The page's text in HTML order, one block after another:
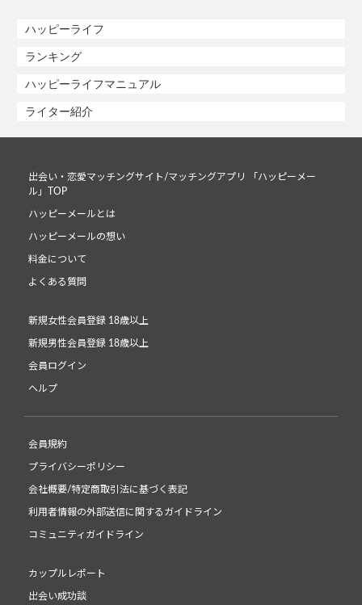
ハッピーライフ
ランキング
ハッピーライフマニュアル
ライター紹介
出会い・恋愛マッチングサイト/マッチングアプリ 「ハッピーメー
ル」TOP
ハッピーメールとは
ハッピーメールの想い
料金について
よくある質問
新規女性会員登録 18歳以上
新規男性会員登録 18歳以上
会員ログイン
ヘルプ
会員規約
プライバシーポリシー
会社概要/特定商取引法に基づく表記
利用者情報の外部送信に関するガイドライン
コミュニティガイドライン
カップルレポート
出会い成功談